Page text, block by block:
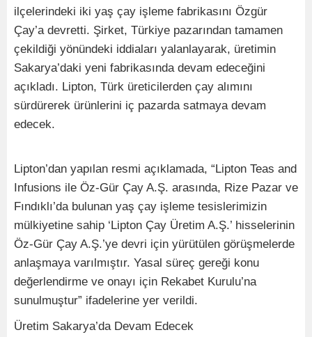
ilçelerindeki iki yaş çay işleme fabrikasını Özgür
Çay’a devretti. Şirket, Türkiye pazarından tamamen
çekildiği yönündeki iddiaları yalanlayarak, üretimin
Sakarya’daki yeni fabrikasında devam edeceğini
açıkladı. Lipton, Türk üreticilerden çay alımını
sürdürerek ürünlerini iç pazarda satmaya devam
edecek.
Lipton’dan yapılan resmi açıklamada, “Lipton Teas and
Infusions ile Öz-Gür Çay A.Ş. arasında, Rize Pazar ve
Fındıklı’da bulunan yaş çay işleme tesislerimizin
mülkiyetine sahip ‘Lipton Çay Üretim A.Ş.’ hisselerinin
Öz-Gür Çay A.Ş.’ye devri için yürütülen görüşmelerde
anlaşmaya varılmıştır. Yasal süreç gereği konu
değerlendirme ve onayı için Rekabet Kurulu’na
sunulmuştur” ifadelerine yer verildi.
Üretim Sakarya’da Devam Edecek